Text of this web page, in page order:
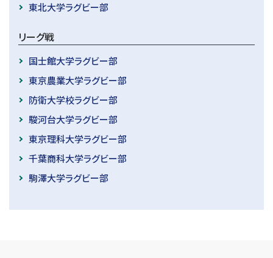
東北大学ラグビー部
リーグ戦
国士館大学ラグビー部
東京農業大学ラグビー部
防衛大学校ラグビー部
駿河台大学ラグビー部
東京理科大学ラグビー部
千葉商科大学ラグビー部
駒澤大学ラグビー部